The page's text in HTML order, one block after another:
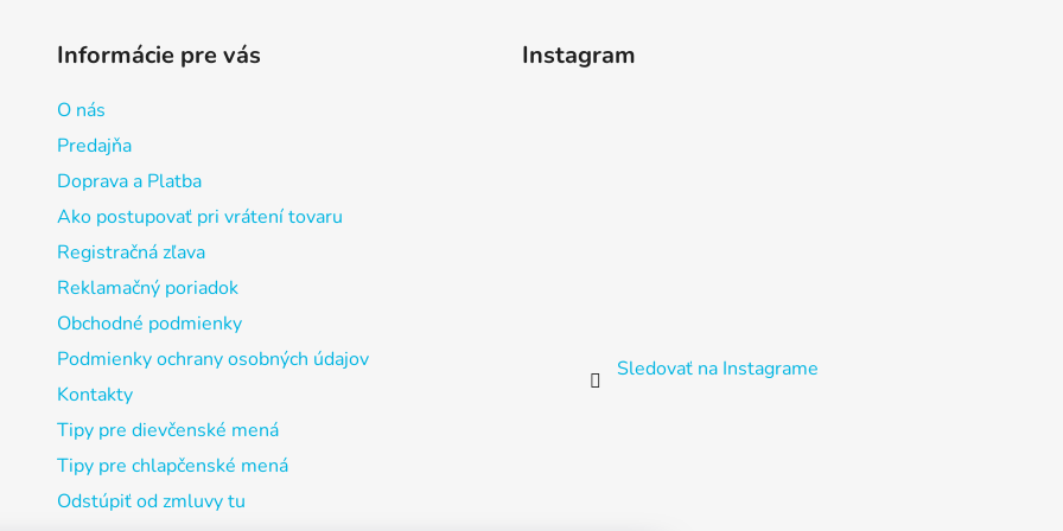
Informácie pre vás
O nás
Predajňa
Doprava a Platba
Ako postupovať pri vrátení tovaru
Registračná zľava
Reklamačný poriadok
Obchodné podmienky
Podmienky ochrany osobných údajov
Kontakty
Tipy pre dievčenské mená
Tipy pre chlapčenské mená
Odstúpiť od zmluvy tu
Instagram
Sledovať na Instagrame